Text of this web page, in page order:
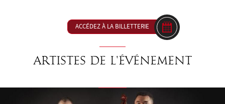
ACCÉDEZ À LA BILLETTERIE
Artistes de l'événement